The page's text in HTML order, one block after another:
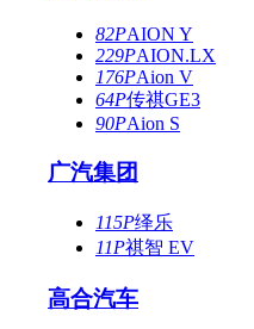
82PAION Y
229PAION.LX
176PAion V
64P传祺GE3
90PAion S
广汽集团
115P绎乐
11P祺智 EV
高合汽车